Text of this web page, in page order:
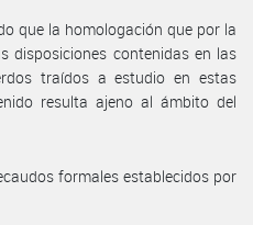
que la homologación que por la
disposiciones contenidas en las
traídos a estudio en estas
resulta ajeno al ámbito del
formales establecidos por